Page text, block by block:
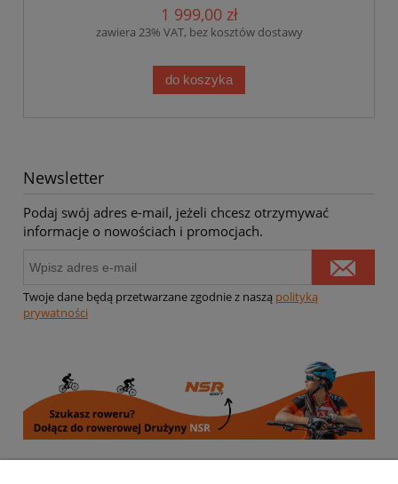
1 999,00 zł
zawiera 23% VAT, bez kosztów dostawy
do koszyka
Newsletter
Podaj swój adres e-mail, jeżeli chcesz otrzymywać
informacje o nowościach i promocjach.
Twoje dane będą przetwarzane zgodnie z naszą polityką
prywatności